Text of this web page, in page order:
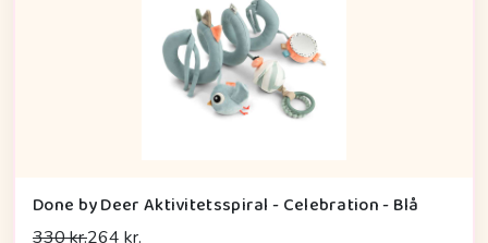
Done by Deer Aktivitetsspiral - Celebration - Blå
330 kr.264 kr.